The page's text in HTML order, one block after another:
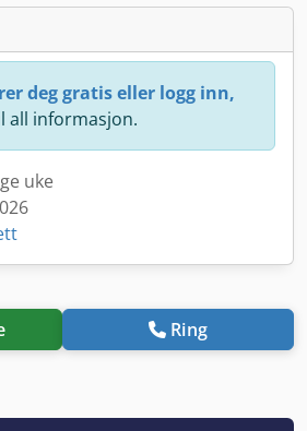
deg gratis eller logg inn,
all informasjon.
uke
Ring